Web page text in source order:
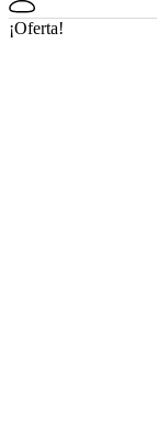
¡Oferta!